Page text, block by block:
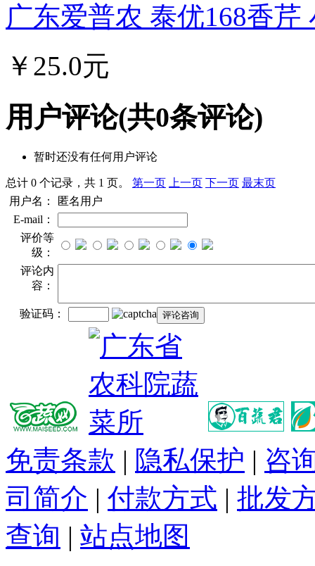
广东爱普农 泰优168香
￥25.0元
用户评论(共0条评论)
暂时还没有任何用户评论
总计 0 个记录，共 1 页。 第一页 上一页 下一页 最末页
用户名：
匿名用户
E-mail：
评价等
级：
评论内
容：
验证码：
免责条款 | 隐私保护 | 咨
司简介 | 付款方式 | 批发
查询 | 站点地图